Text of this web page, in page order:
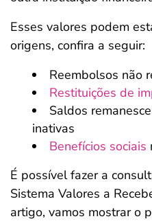
Esses valores podem
origens, confira a seguir:
Reembolsos não
Restituições de
Saldos
inativas
Benefícios sociais
É possível fazer a
Sistema Valores a
artigo, vamos mostrar o